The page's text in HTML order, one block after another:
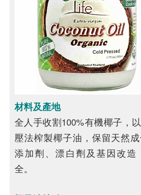
材料及產地
全人手收割100%有機椰子，
壓法榨製椰子油，保留天然
添加劑、漂白劑及基因改造
全。